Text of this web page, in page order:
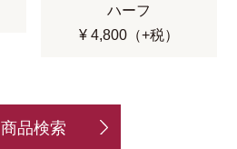
ハーフ
¥ 4,800（+税）
商品検索